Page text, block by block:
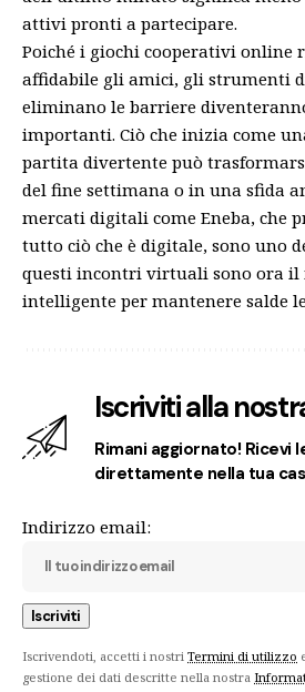
attivi pronti a partecipare.
Poiché i giochi cooperativi online
affidabile gli amici, gli strumenti
eliminano le barriere
importanti. Ciò che inizia come
partita divertente può
del fine settimana o in una sfida
mercati digitali come Eneba, che
tutto ciò che è digitale, sono uno
questi incontri virtuali sono ora il
intelligente per mantenere salde
Iscriviti alla
Rimani aggiornato! Ricevi
direttamente nella tua
Indirizzo email:
Iscrivendoti, accetti i nostri Termini di utilizzo
gestione dei dati descritte nella nostra